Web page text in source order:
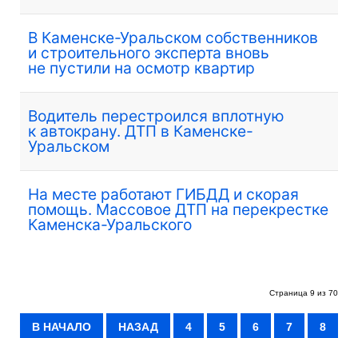
В Каменске-Уральском собственников
и строительного эксперта вновь
не пустили на осмотр квартир
Водитель перестроился вплотную
к автокрану. ДТП в Каменске-
Уральском
На месте работают ГИБДД и скорая
помощь. Массовое ДТП на перекрестке
Каменска-Уральского
Страница 9 из 70
В НАЧАЛО НАЗАД 4 5 6 7 8